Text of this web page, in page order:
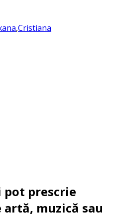
,Cristiana
prescrie
muzică sau